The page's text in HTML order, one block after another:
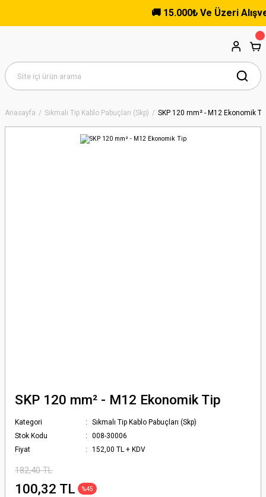
🚚 15.000₺ Ve Üzeri
Anasayfa Sıkmalı Tip Kablo Pabuçları (Skp) SKP 120 mm² - M12 Ekonomik
SKP 120 mm² - M12 Ekonomik Tip
Kategori
Sıkmalı Tip Kablo Pabuçları (Skp)
Stok Kodu
008-30006
Fiyat
152,00 TL + KDV
182,40 TL
100,32 TL %45